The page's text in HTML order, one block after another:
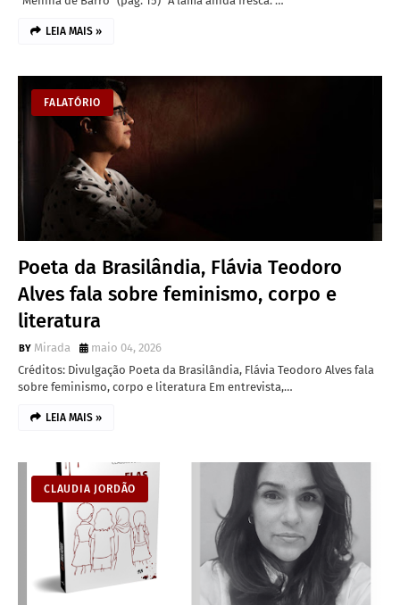
LEIA MAIS »
FALATÓRIO
Poeta da Brasilândia, Flávia Teodoro
Alves fala sobre feminismo, corpo e
literatura
Mirada
maio 04, 2026
Créditos: Divulgação Poeta da Brasilândia, Flávia Teodoro Alves fala
sobre feminismo, corpo e literatura Em entrevista,…
LEIA MAIS »
CLAUDIA JORDÃO